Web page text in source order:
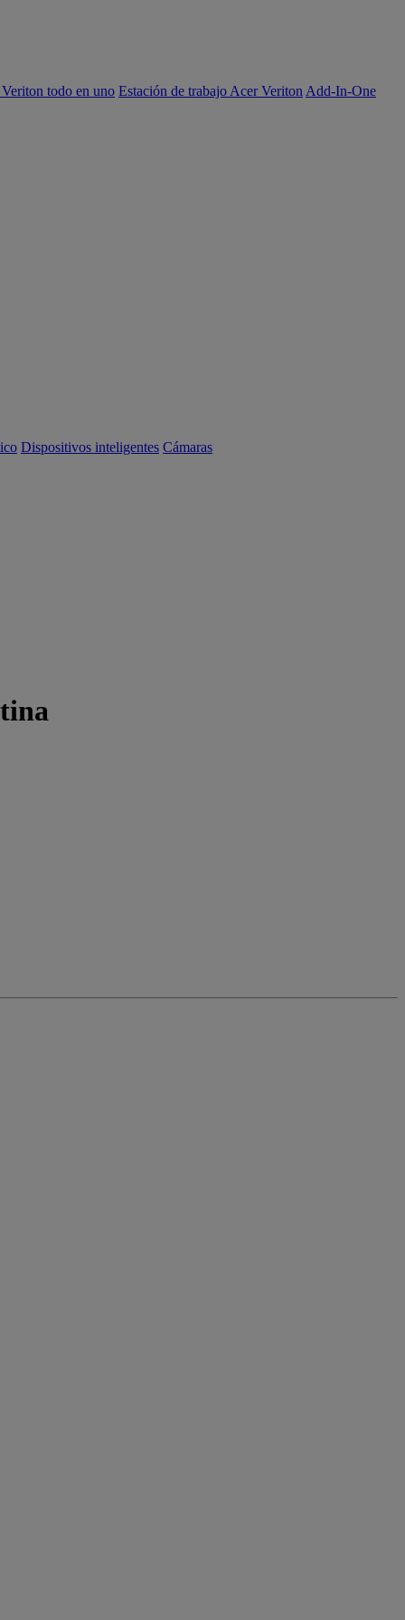
todo en uno Estación de trabajo Acer Veriton Add-In-One
Dispositivos inteligentes Cámaras